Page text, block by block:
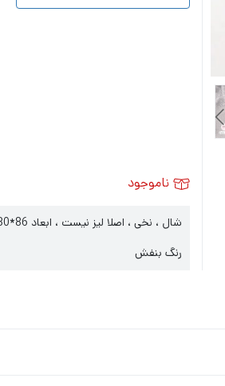
ناموجود
شال ، نخی ، اصلا لیز نیست ، ابعاد 86*180 ، مناسب فصل بهار و تابستان
رنگ بنفش